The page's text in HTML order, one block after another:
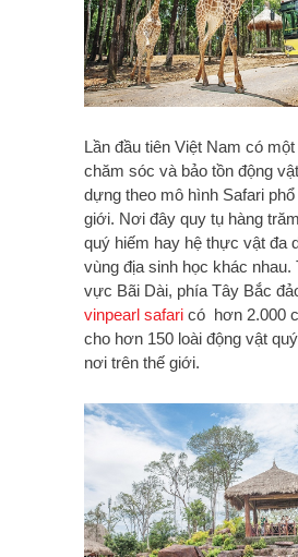
Lần đầu tiên Việt Nam có
chăm sóc và bảo tồn động
dựng theo mô hình Safari
giới. Nơi đây quy tụ hàng
quý hiếm hay hệ thực vật đa
vùng địa sinh học khác nhau.
vực Bãi Dài, phía Tây Bắc
vinpearl safari có hơn 2.000
cho hơn 150 loài động vật
nơi trên thế giới.